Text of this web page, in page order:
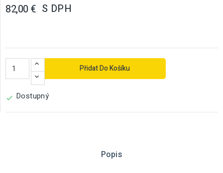
82,00 € S DPH
Přidat Do Košíku
 Dostupný
Popis